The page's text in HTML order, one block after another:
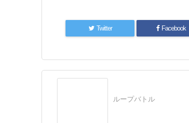
Twitter Facebook
ループバトル